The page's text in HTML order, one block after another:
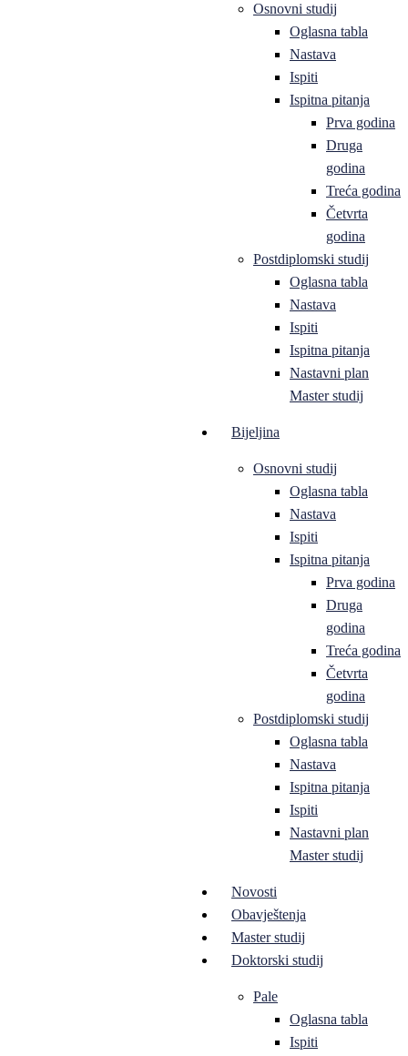
Osnovni studij
Oglasna tabla
Nastava
Ispiti
Ispitna pitanja
Prva godina
Druga
godina
Treća godina
Četvrta
godina
Postdiplomski studij
Oglasna tabla
Nastava
Ispiti
Ispitna pitanja
Nastavni plan
Master studij
Bijeljina
Osnovni studij
Oglasna tabla
Nastava
Ispiti
Ispitna pitanja
Prva godina
Druga
godina
Treća godina
Četvrta
godina
Postdiplomski studij
Oglasna tabla
Nastava
Ispitna pitanja
Ispiti
Nastavni plan
Master studij
Novosti
Obavještenja
Master studij
Doktorski studij
Pale
Oglasna tabla
Ispiti